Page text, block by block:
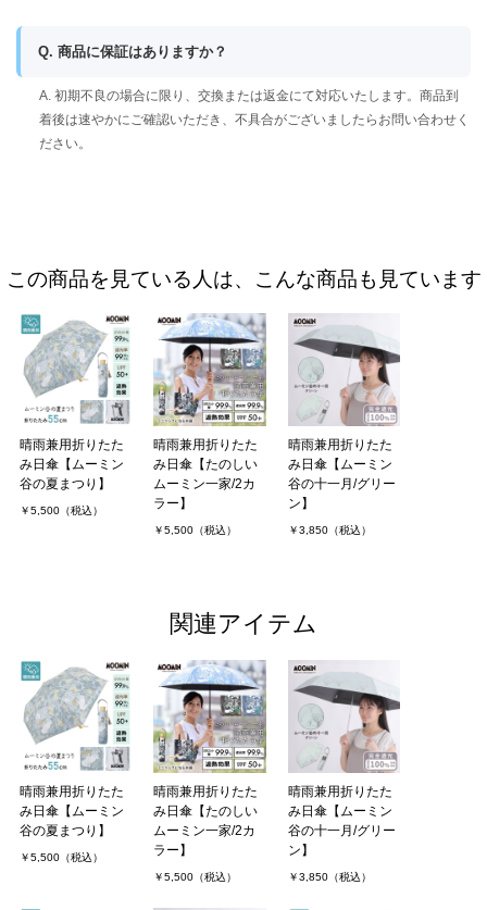
Q. 商品に保証はありますか？
A. 初期不良の場合に限り、交換または返金にて対応いたします。商品到
着後は速やかにご確認いただき、不具合がございましたらお問い合わせく
ださい。
この商品を見ている人は、こんな商品も見ています
晴雨兼用折りたた
み日傘【ムーミン
谷の夏まつり】
￥5,500（税込）
晴雨兼用折りたた
み日傘【たのしい
ムーミン一家/2カ
ラー】
￥5,500（税込）
晴雨兼用折りたた
み日傘【ムーミン
谷の十一月/グリー
ン】
￥3,850（税込）
関連アイテム
晴雨兼用折りたた
み日傘【ムーミン
谷の夏まつり】
￥5,500（税込）
晴雨兼用折りたた
み日傘【たのしい
ムーミン一家/2カ
ラー】
￥5,500（税込）
晴雨兼用折りたた
み日傘【ムーミン
谷の十一月/グリー
ン】
￥3,850（税込）